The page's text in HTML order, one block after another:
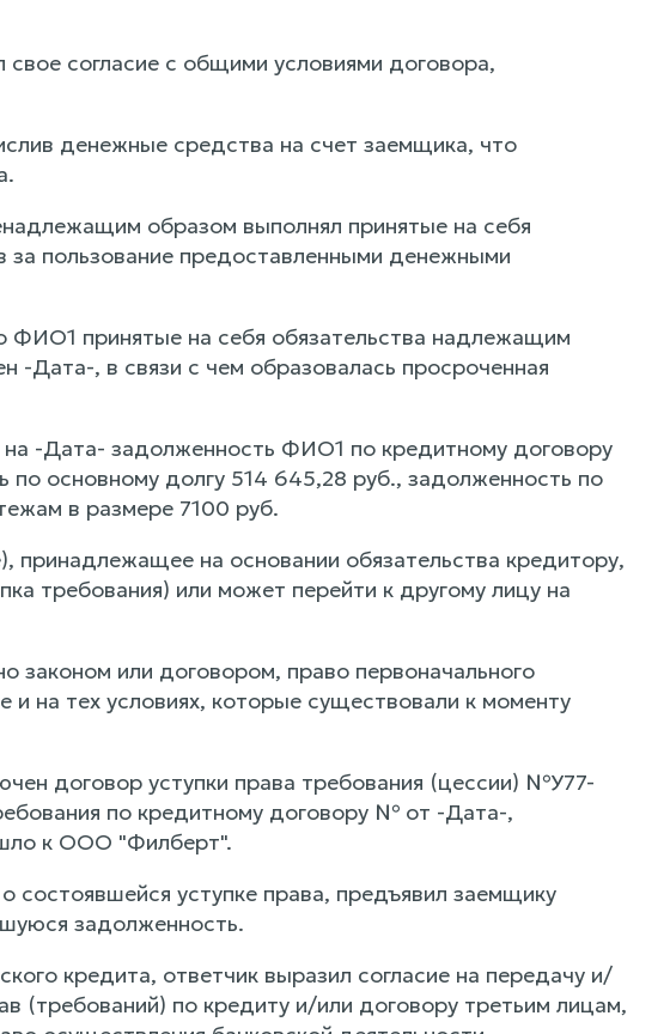
согласие с общими условиями договора,
денежные средства на счет заемщика, что
образом выполнял принятые на себя
за пользование предоставленными денежными
ФИО1 принятые на себя обязательства надлежащим
-Дата-, в связи с чем образовалась просроченная
-Дата- задолженность ФИО1 по кредитному договору
основному долгу 514 645,28 руб., задолженность по
в размере 7100 руб.
принадлежащее на основании обязательства кредитору,
требования) или может перейти к другому лицу на
законом или договором, право первоначального
на тех условиях, которые существовали к моменту
договор уступки права требования (цессии) №У77-
по кредитному договору № от -Дата-,
к ООО "Филберт".
уступке права, предъявил заемщику
задолженность.
кредита, ответчик выразил согласие на передачу и/
(требований) по кредиту и/или договору третьим лицам,